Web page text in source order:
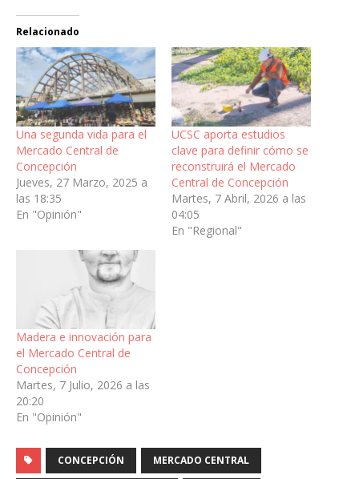
Relacionado
Una segunda vida para el
Mercado Central de
Concepción
Jueves, 27 Marzo, 2025 a
las 18:35
En "Opinión"
UCSC aporta estudios
clave para definir cómo se
reconstruirá el Mercado
Central de Concepción
Martes, 7 Abril, 2026 a las
04:05
En "Regional"
Madera e innovación para
el Mercado Central de
Concepción
Martes, 7 Julio, 2026 a las
20:20
En "Opinión"
CONCEPCIÓN MERCADO CENTRAL